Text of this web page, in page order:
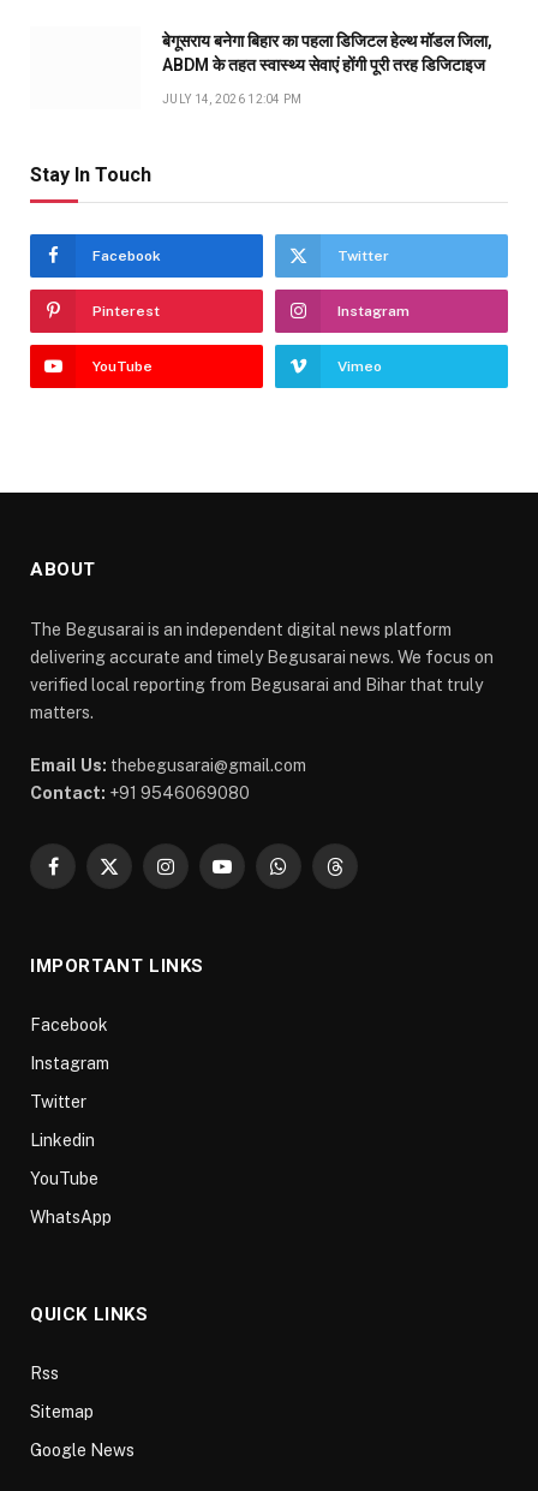
बेगूसराय बनेगा बिहार का पहला डिजिटल हेल्थ मॉडल जिला,
ABDM के तहत स्वास्थ्य सेवाएं होंगी पूरी तरह डिजिटाइज
JULY 14, 2026 12:04 PM
Stay In Touch
Facebook Twitter
Pinterest Instagram
YouTube Vimeo
ABOUT
The Begusarai is an independent digital news platform
delivering accurate and timely Begusarai news. We focus on
verified local reporting from Begusarai and Bihar that truly
matters.
Email Us: thebegusarai@gmail.com
Contact: +91 9546069080
Facebook
X
InstagramYouTubeWhatsAppThreads
IMPORTANT LINKS
Facebook
Instagram
Twitter
Linkedin
YouTube
WhatsApp
QUICK LINKS
Rss
Sitemap
Google News